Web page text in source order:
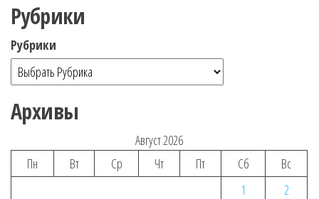
Рубрики
Рубрики
Архивы
Август 2026
Пн
Вт Ср Чт Пт Сб
Вс
1
2